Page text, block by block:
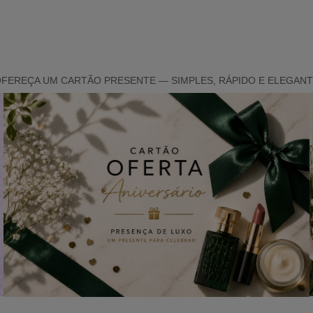
UM CARTÃO PRESENTE — SIMPLES, RÁPIDO E